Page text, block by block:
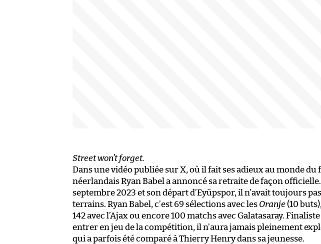
Street won’t forget.
Dans une vidéo publiée sur X, où il fait ses adieux au monde
néerlandais Ryan Babel a annoncé sa retraite de façon
septembre 2023 et son départ d’Eyüpspor, il n’avait toujours
terrains. Ryan Babel, c’est 69 sélections avec les Oranje(10
142 avec l’Ajax ou encore 100 matchs avec Galatasaray.
entrer en jeu de la compétition, il n’aura jamais pleinement
qui a parfois été comparé à Thierry Henry dans sa jeunesse.